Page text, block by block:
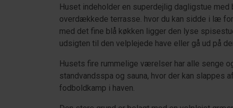
Huset indeholder en superdejlig dagligstue
overdækkede terrasse. hvor du kan sidde i læ
med det fine blå køkken ligger den lyse
udsigten til den velplejede have eller gå ud på
Husets fire rummelige værelser har alle senge
standvandsspa og sauna, hvor der kan slappes
fodboldkamp i haven.